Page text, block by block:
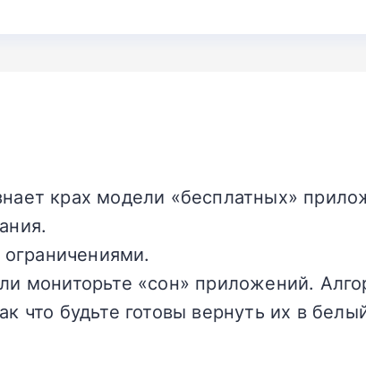
крах модели «бесплатных»
мониторьте «сон» приложений.
что будьте готовы вернуть их в